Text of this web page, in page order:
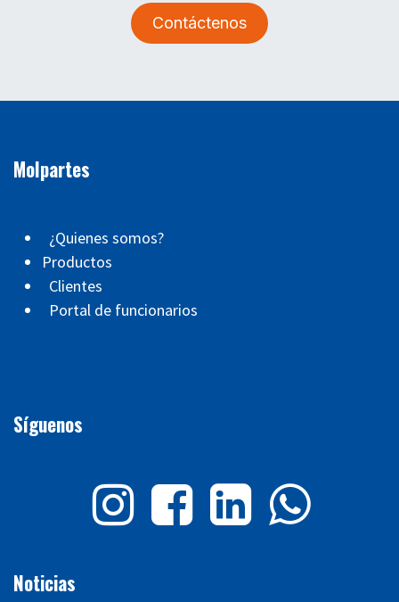
Contáctenos
Molpartes
¿Quienes somos?
Productos
Clientes
Portal de funcionarios
Síguenos
Noticias